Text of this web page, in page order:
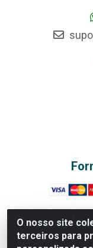
O nosso site
terceiros para
Rede Brasil -